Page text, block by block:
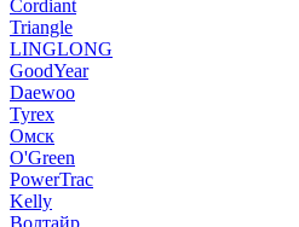
Cordiant
Triangle
LINGLONG
GoodYear
Daewoo
Tyrex
Омск
O'Green
PowerTrac
Kelly
Волтайр